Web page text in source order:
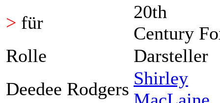
> für
20th
Century
Rolle
Darsteller
Deedee Rodgers
Shirley